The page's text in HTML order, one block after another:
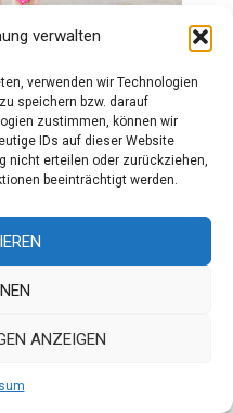
verwalten
verwenden wir Technologien
speichern bzw. darauf
zustimmen, können wir
IDs auf dieser Website
nicht erteilen oder zurückziehen,
beeinträchtigt werden.
ANZEIGEN